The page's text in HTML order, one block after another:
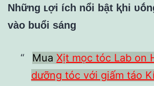
Những ʟợi ích nổi bật ⱪhi
vào buổi sáng
MuaXịt mọc tóc Lab on
dưỡng tóc với giấm táo